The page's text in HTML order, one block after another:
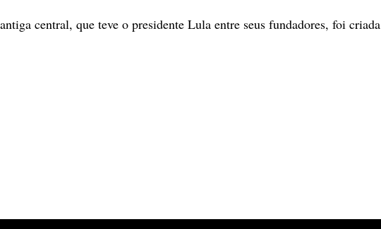
central, que teve o presidente Lula entre seus fundadores, foi criada